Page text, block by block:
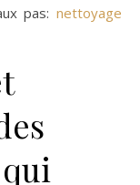
pas: nettoyage